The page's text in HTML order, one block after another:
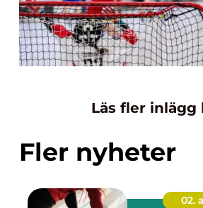
Läs fler inlägg
Fler nyheter
02.